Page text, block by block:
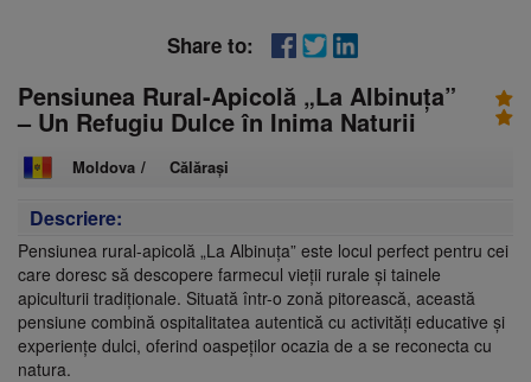
Share to:
Pensiunea Rural-Apicolă „La Albinuța”
– Un Refugiu Dulce în Inima Naturii
Moldova / Călărași
Descriere:
Pensiunea rural-apicolă „La Albinuța” este locul perfect pentru cei
care doresc să descopere farmecul vieții rurale și tainele
apiculturii tradiționale. Situată într-o zonă pitorească, această
pensiune combină ospitalitatea autentică cu activități educative și
experiențe dulci, oferind oaspeților ocazia de a se reconecta cu
natura.